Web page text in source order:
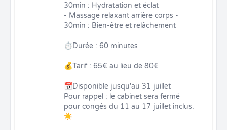
30min : Hydratation et éclat
- Massage relaxant arrière corps -
30min : Bien-être et relâchement
⏱️Durée : 60 minutes
💰Tarif : 65€ au lieu de 80€
📅Disponible jusqu'au 31 juillet
Pour rappel : le cabinet sera fermé
pour congés du 11 au 17 juillet inclus.
☀️